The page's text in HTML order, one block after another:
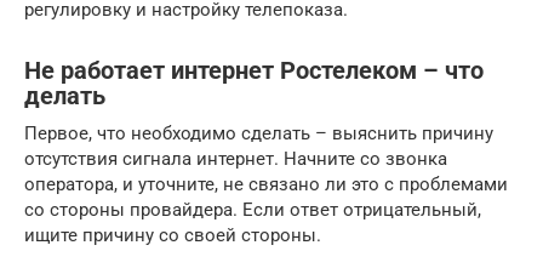
регулировку и настройку телепоказа.
Не работает интернет Ростелеком – что
делать
Первое, что необходимо сделать – выяснить причину
отсутствия сигнала интернет. Начните со звонка
оператора, и уточните, не связано ли это с проблемами
со стороны провайдера. Если ответ отрицательный,
ищите причину со своей стороны.